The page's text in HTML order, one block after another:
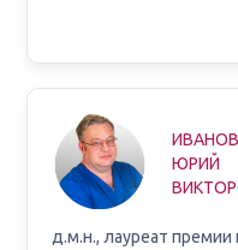
ИВАНОВ
ЮРИЙ
д.м.н., лауреат